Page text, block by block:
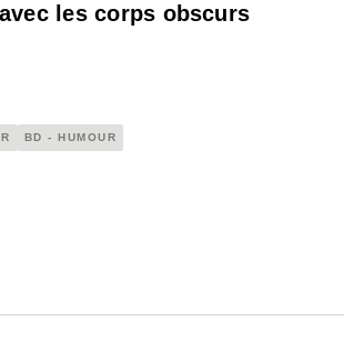
les corps obscurs
BD - HUMOUR